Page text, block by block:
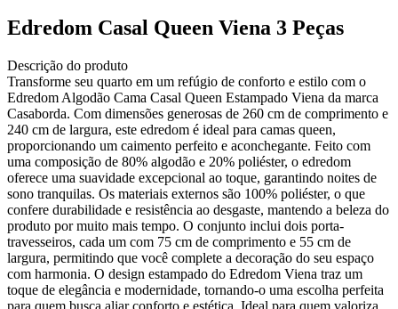
Edredom Casal Queen Viena 3 Peças
Descrição do produto
Transforme seu quarto em um refúgio de conforto e estilo com o
Edredom Algodão Cama Casal Queen Estampado Viena da marca
Casaborda. Com dimensões generosas de 260 cm de comprimento e
240 cm de largura, este edredom é ideal para camas queen,
proporcionando um caimento perfeito e aconchegante. Feito com
uma composição de 80% algodão e 20% poliéster, o edredom
oferece uma suavidade excepcional ao toque, garantindo noites de
sono tranquilas. Os materiais externos são 100% poliéster, o que
confere durabilidade e resistência ao desgaste, mantendo a beleza do
produto por muito mais tempo. O conjunto inclui dois porta-
travesseiros, cada um com 75 cm de comprimento e 55 cm de
largura, permitindo que você complete a decoração do seu espaço
com harmonia. O design estampado do Edredom Viena traz um
toque de elegância e modernidade, tornando-o uma escolha perfeita
para quem busca aliar conforto e estética. Ideal para quem valoriza